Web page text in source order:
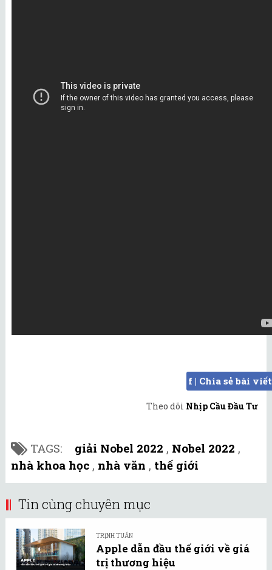
f | Chia sẻ bài viết
Theo dõi Nhịp Cầu Đầu Tư
TAGS: giải Nobel 2022 , Nobel 2022 ,
nhà khoa học , nhà văn , thế giới
Tin cùng chuyên mục
TRỊNH TUẤN
Apple dẫn đầu thế giới về giá
trị thương hiệu